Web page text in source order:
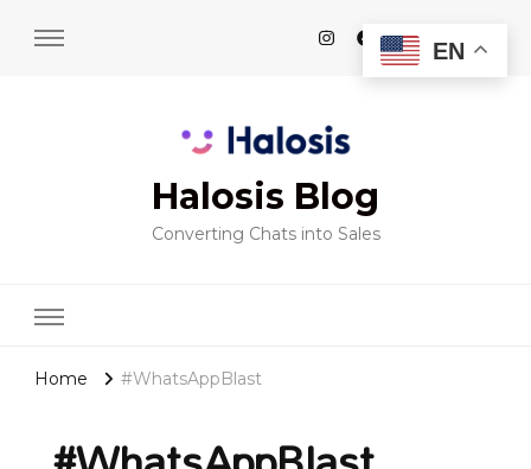
Halosis Blog
Converting Chats into Sales
Home #WhatsAppBlast
EN